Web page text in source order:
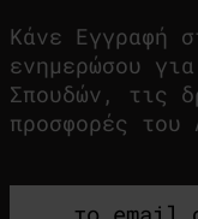
Κάνε Εγγραφή
ενημερώσου
Σπουδών, τις
προσφορές